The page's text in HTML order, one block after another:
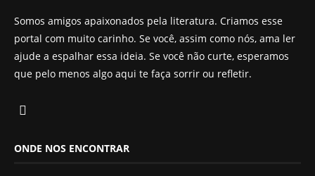
Somos amigos apaixonados pela literatura. Criamos esse
portal com muito carinho. Se você, assim como nós, ama ler
ajude a espalhar essa ideia. Se você não curte, esperamos
que pelo menos algo aqui te faça sorrir ou refletir.
ONDE NOS ENCONTRAR